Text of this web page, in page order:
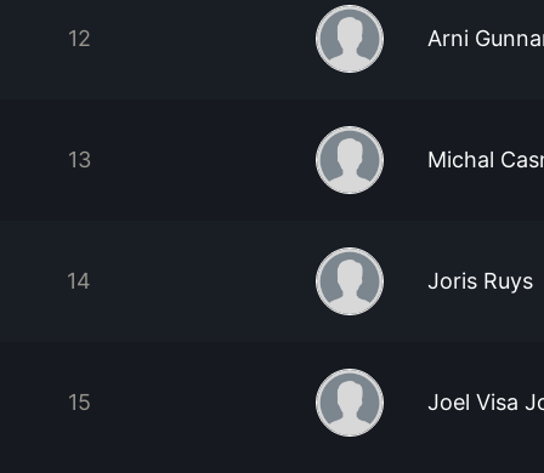
12 Arni
13 Michal
14 Joris Ruys
15 Joel Visa